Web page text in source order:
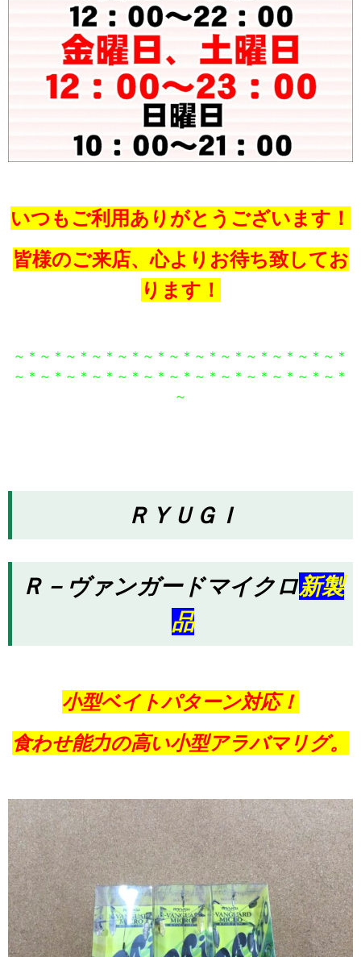
いつもご利用ありがとうございます！
皆様のご来店、心よりお待ち致してお
ります！
～＊～＊～＊～＊～＊～＊～＊～＊～＊～＊～＊～＊～＊
～＊～＊～＊～＊～＊～＊～＊～＊～＊～＊～＊～＊～＊
～
ＲＹＵＧＩ
Ｒ－ヴァンガードマイクロ新製
品
小型ベイトパターン対応！
食わせ能力の高い小型アラバマリグ。